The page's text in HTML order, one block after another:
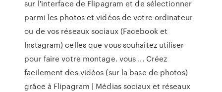
sur l'interface de Flipagram et de sélectionner
parmi les photos et vidéos de votre ordinateur
ou de vos réseaux sociaux (Facebook et
Instagram) celles que vous souhaitez utiliser
pour faire votre montage. vous ... Créez
facilement des vidéos (sur la base de photos)
grâce à Flipagram | Médias sociaux et réseaux